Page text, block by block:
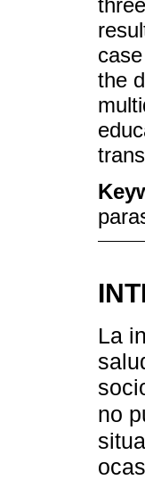
the
La
no